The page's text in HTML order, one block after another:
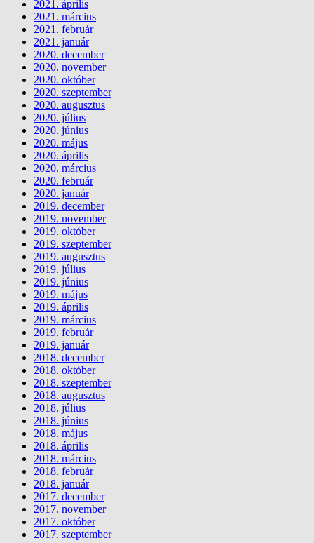
2021. április
2021. március
2021. február
2021. január
2020. december
2020. november
2020. október
2020. szeptember
2020. augusztus
2020. július
2020. június
2020. május
2020. április
2020. március
2020. február
2020. január
2019. december
2019. november
2019. október
2019. szeptember
2019. augusztus
2019. július
2019. június
2019. május
2019. április
2019. március
2019. február
2019. január
2018. december
2018. október
2018. szeptember
2018. augusztus
2018. július
2018. június
2018. május
2018. április
2018. március
2018. február
2018. január
2017. december
2017. november
2017. október
2017. szeptember